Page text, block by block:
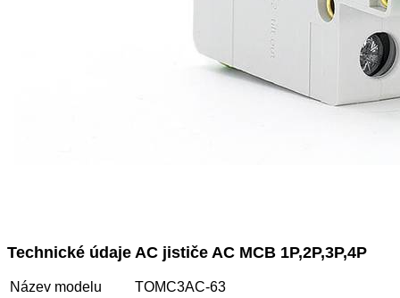
Technické údaje AC jističe AC MCB 1P,2P,3P,4P
Název modelu
TOMC3AC-63